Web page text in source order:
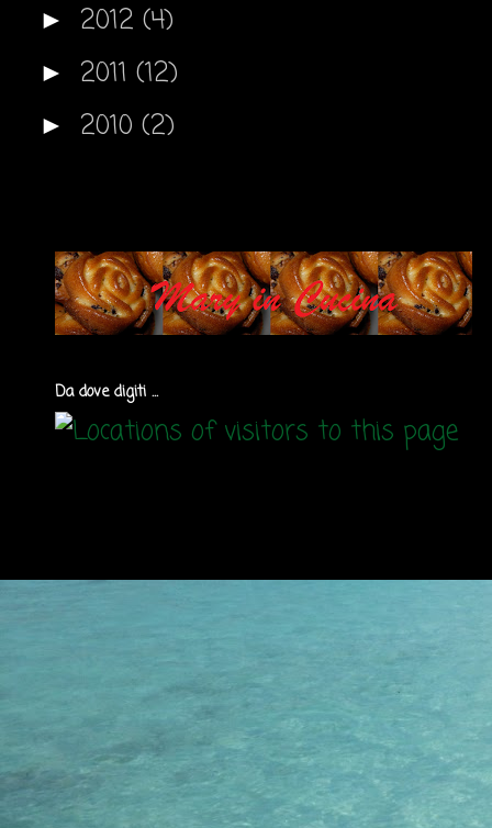
► 2012 (4)
► 2011 (12)
► 2010 (2)
Da dove digiti ...